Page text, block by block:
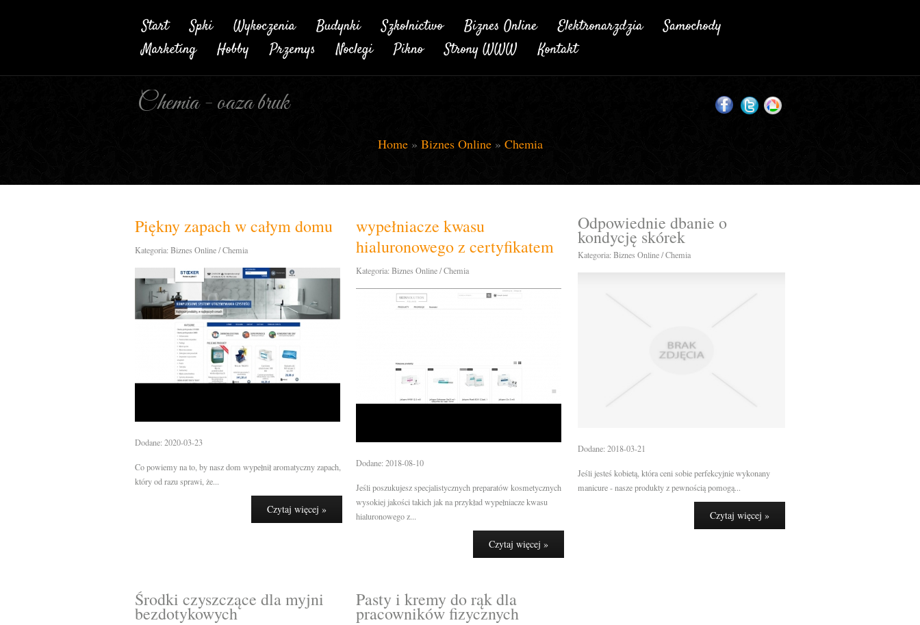
Chemia - oaza bruk
Home» Biznes Online» Chemia
Piękny zapach w całym domu
Kategoria: Biznes Online / Chemia
Dodane: 2020-03-23
Co powiemy na to, by nasz dom wypełnił aromatyczny zapach,
który od razu sprawi, że...
Czytaj więcej »
wypełniacze kwasu
hialuronowego z certyfikatem
Kategoria: Biznes Online / Chemia
Dodane: 2018-08-10
Jeśli poszukujesz specjalistycznych preparatów kosmetycznych
wysokiej jakości takich jak na przykład wypełniacze kwasu
hialuronowego z...
Czytaj więcej »
Odpowiednie dbanie o
kondycję skórek
Kategoria: Biznes Online / Chemia
Dodane: 2018-03-21
Jeśli jesteś kobietą, która ceni sobie perfekcyjnie wykonany
manicure - nasze produkty z pewnością pomogą...
Czytaj więcej »
Środki czyszczące dla myjni
bezdotykowych
Pasty i kremy do rąk dla
pracowników fizycznych